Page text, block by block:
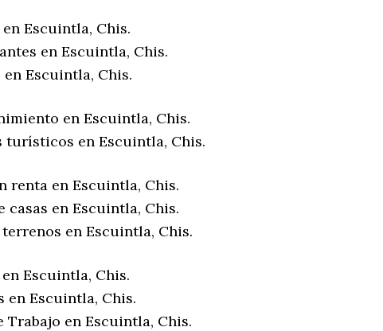
Escuintla, Chis.
en Escuintla, Chis.
en Escuintla, Chis.
en Escuintla, Chis.
turísticos en Escuintla, Chis.
renta en Escuintla, Chis.
casas en Escuintla, Chis.
terrenos en Escuintla, Chis.
Escuintla, Chis.
en Escuintla, Chis.
Trabajo en Escuintla, Chis.